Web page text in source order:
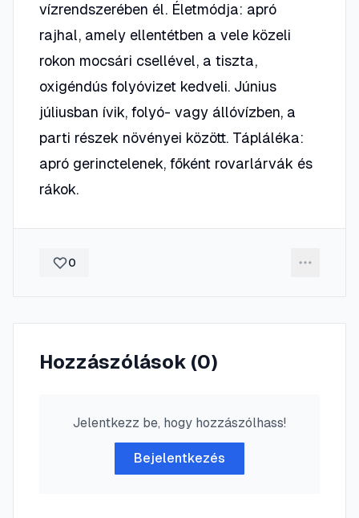
vízrendszerében él. Életmódja: apró
rajhal, amely ellentétben a vele közeli
rokon mocsári csellével, a tiszta,
oxigéndús folyóvizet kedveli. Június
júliusban ívik, folyó- vagy állóvízben, a
parti részek növényei között. Tápláléka:
apró gerinctelenek, főként rovarlárvák és
rákok.
0
Hozzászólások (0)
Jelentkezz be, hogy hozzászólhass!
Bejelentkezés